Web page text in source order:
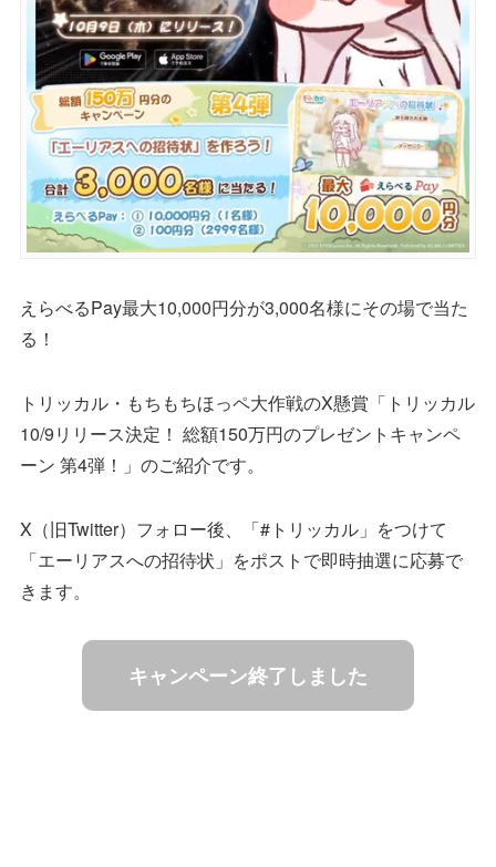
えらべるPay最大10,000円分が3,000名様にその場で当た
る！
トリッカル・もちもちほっペ大作戦のX懸賞「トリッカル
10/9リリース決定！ 総額150万円のプレゼントキャンペ
ーン 第4弾！」のご紹介です。
X（旧Twitter）フォロー後、「#トリッカル」をつけて
「エーリアスへの招待状」をポストで即時抽選に応募で
きます。
キャンペーン終了しました